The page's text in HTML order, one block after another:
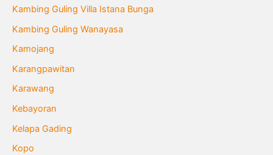
Kambing Guling Villa Istana Bunga
Kambing Guling Wanayasa
Kamojang
Karangpawitan
Karawang
Kebayoran
Kelapa Gading
Kopo